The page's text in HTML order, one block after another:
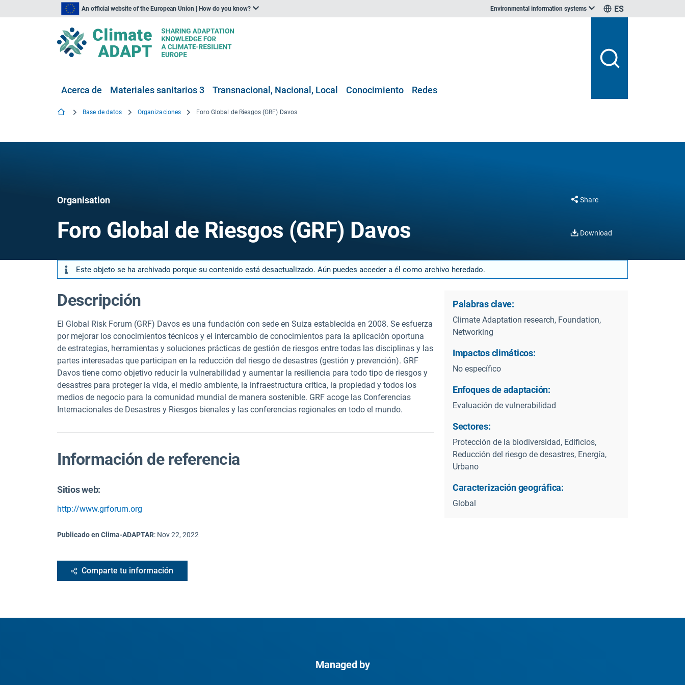
An official website of the European Union | How do you know? Environmental information systems ES
Acerca de Materiales sanitarios 3 Transnacional, Nacional, Local Conocimiento Redes
Base de datos Organizaciones Foro Global de Riesgos (GRF) Davos
Organisation
Foro Global de Riesgos (GRF) Davos
Share
Download
Este objeto se ha archivado porque su contenido está desactualizado. Aún puedes acceder a él como archivo heredado.
Descripción
El Global Risk Forum (GRF) Davos es una fundación con sede en Suiza establecida en 2008. Se esfuerza
por mejorar los conocimientos técnicos y el intercambio de conocimientos para la aplicación oportuna
de estrategias, herramientas y soluciones prácticas de gestión de riesgos entre todas las disciplinas y las
partes interesadas que participan en la reducción del riesgo de desastres (gestión y prevención). GRF
Davos tiene como objetivo reducir la vulnerabilidad y aumentar la resiliencia para todo tipo de riesgos y
desastres para proteger la vida, el medio ambiente, la infraestructura crítica, la propiedad y todos los
medios de negocio para la comunidad mundial de manera sostenible. GRF acoge las Conferencias
Internacionales de Desastres y Riesgos bienales y las conferencias regionales en todo el mundo.
Información de referencia
Sitios web:
http://www.grforum.org
Publicado en Clima-ADAPTAR: Nov 22, 2022
Comparte tu información
Palabras clave:
Climate Adaptation research, Foundation,
Networking
Impactos climáticos:
No específico
Enfoques de adaptación:
Evaluación de vulnerabilidad
Sectores:
Protección de la biodiversidad, Edificios,
Reducción del riesgo de desastres, Energía,
Urbano
Caracterización geográfica:
Global
Managed by